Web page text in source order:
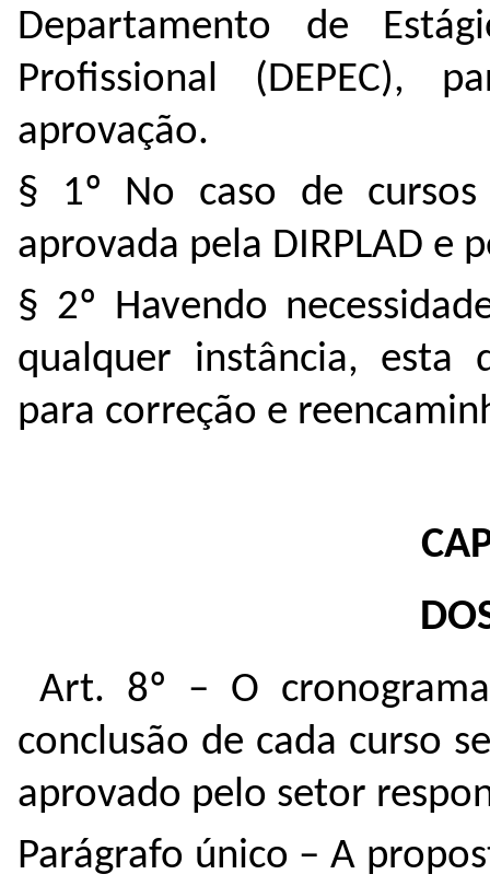
Departamento de
Profissional (DEPEC),
aprovação.
§ 1º No caso de
aprovada pela DIRPLAD e
§ 2º Havendo
qualquer instância, esta
para correção e
Art. 8º – O
conclusão de cada curso
aprovado pelo setor
Parágrafo único – A